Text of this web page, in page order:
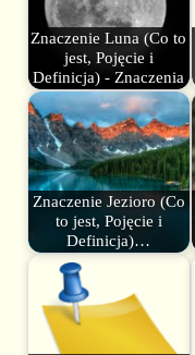
Znaczenie Luna (Co to
jest, Pojęcie i
Definicja) - Znaczenia
Znaczenie Jezioro (Co
to jest, Pojęcie i
Definicja)…